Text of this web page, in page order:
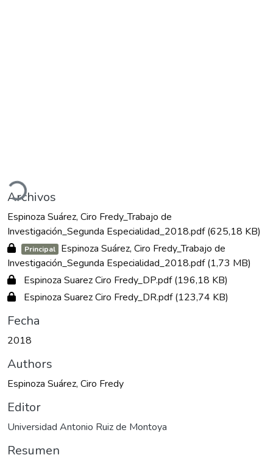
Cargando...
Archivos
Espinoza Suárez, Ciro Fredy_Trabajo de
Investigación_Segunda Especialidad_2018.pdf(625,18 KB)
Principal Espinoza Suárez, Ciro Fredy_Trabajo de
Investigación_Segunda Especialidad_2018.pdf(1,73 MB)
Espinoza Suarez Ciro Fredy_DP.pdf(196,18 KB)
Espinoza Suarez Ciro Fredy_DR.pdf(123,74 KB)
Fecha
2018
Authors
Espinoza Suárez, Ciro Fredy
Editor
Universidad Antonio Ruiz de Montoya
Resumen